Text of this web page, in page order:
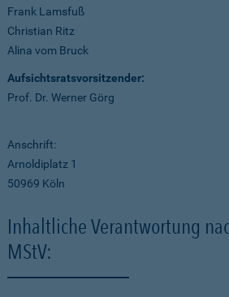
Frank Lamsfuß
Christian Ritz
Alina vom Bruck
Aufsichtsratsvorsitzender:
Prof. Dr. Werner Görg
Anschrift:
Arnoldiplatz 1
50969 Köln
Inhaltliche Verantwortung
MStV: